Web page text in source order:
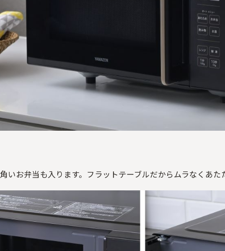
いお弁当も入ります。フラットテーブルだからムラなくあた